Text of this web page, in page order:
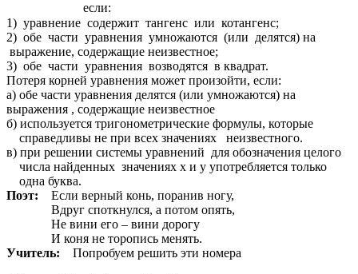
если:
1) уравнение содержит тангенс или котангенс;
2) обе части уравнения умножаются (или делятся) на
выражение, содержащие неизвестное;
3) обе части уравнения возводятся в квадрат.
Потеря корней уравнения может произойти, если:
а) обе части уравнения делятся (или умножаются) на
выражения , содержащие неизвестное
б) используется тригонометрические формулы, которые
справедливы не при всех значениях неизвестного.
в) при решении системы уравнений для обозначения целого
числа найденных значениях х и у употребляется только
одна буква.
Поэт: Если верный конь, поранив ногу,
Вдруг споткнулся, а потом опять,
Не вини его – вини дорогу
И коня не торопись менять.
Учитель: Попробуем решить эти номера